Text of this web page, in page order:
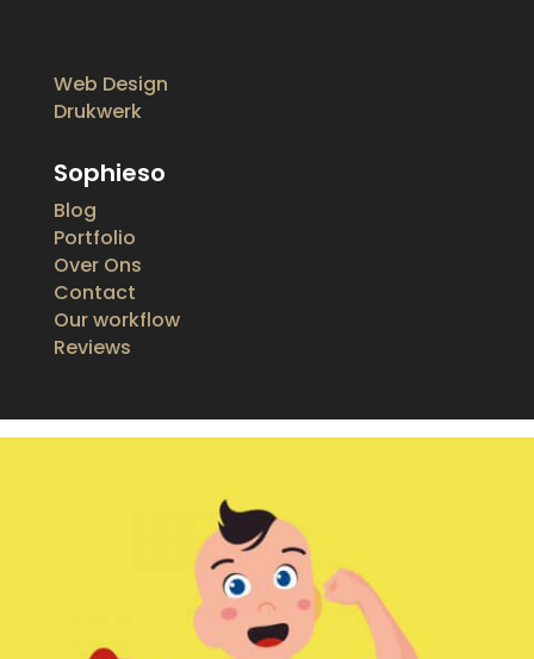
Web Design
Drukwerk
Sophieso
Blog
Portfolio
Over Ons
Contact
Our workflow
Reviews